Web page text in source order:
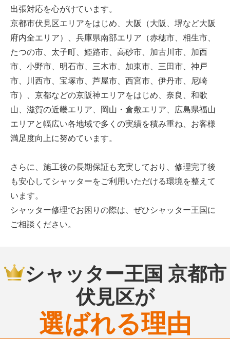
出張対応を心がけています。
京都市伏見区エリアをはじめ、大阪（大阪、堺など大阪
府内全エリア）、兵庫県南部エリア（赤穂市、相生市、
たつの市、太子町、姫路市、高砂市、加古川市、加西
市、小野市、明石市、三木市、加東市、三田市、神戸
市、川西市、宝塚市、芦屋市、西宮市、伊丹市、尼崎
市）、京都などの京阪神エリアをはじめ、奈良、和歌
山、滋賀の近畿エリア、岡山・倉敷エリア、広島県福山
エリアと幅広い各地域で多くの実績を積み重ね、お客様
満足度向上に努めています。
さらに、施工後の長期保証も充実しており、修理完了後
も安心してシャッターをご利用いただける環境を整えて
います。
シャッター修理でお困りの際は、ぜひシャッター王国に
ご相談ください。
シャッター王国 京都市
伏見区が
選ばれる理由